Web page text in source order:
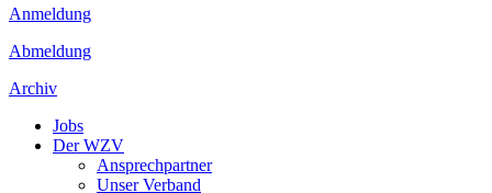
Anmeldung
Abmeldung
Archiv
Jobs
Der WZV
Ansprechpartner
Unser Verband